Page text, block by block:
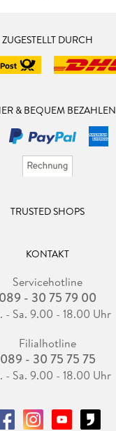
ZUGESTELLT DURCH
& BEQUEM BEZAHLEN
TRUSTED SHOPS
KONTAKT
Servicehotline
089 - 30 75 79 00
- Sa. 9.00 - 18.00 Uhr
Filialhotline
089 - 30 75 75 75
- Sa. 9.00 - 18.00 Uhr